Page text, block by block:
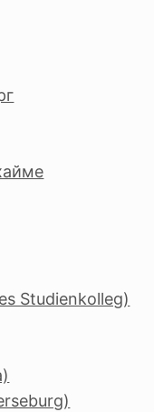
Studienkolleg)